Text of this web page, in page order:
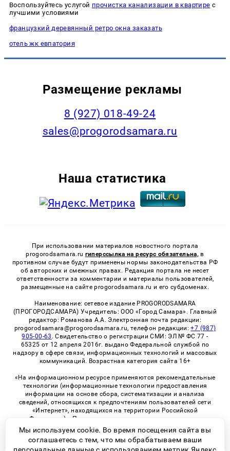
Воспользуйтесь услугой прочистка канализации в квартире с
лучшими условиями
французкий деревянный ретро окна заказать
отель жк евпатория
Размещение рекламы
8 (927) 018-49-24
sales@progorodsamara.ru
Наша статистика
При использовании материалов новостного портала
progorodsamara.ru гиперссылка на ресурс обязательна, в
противном случае будут применены нормы законодательства РФ
об авторских и смежных правах. Редакция портала не несет
ответственности за комментарии и материалы пользователей,
размещенные на сайте progorodsamara.ru и его субдоменах.
Наименование: сетевое издание PROGORODSAMARA
(ПРОГОРОДСАМАРА) Учредитель: ООО «Город Самара». Главный
редактор: Романова А.А. Электронная почта редакции:
progorodsamara@progorodsamara.ru, телефон редакции:+7 (987)
905-00-63 . Свидетельство о регистрации СМИ: ЭЛ № ФС 77 -
65325 от 12 апреля 2016г. выдано Федеральной службой по
надзору в сфере связи, информационных технологий и массовых
коммуникаций. Возрастная категория сайта 16+
«На информационном ресурсе применяются рекомендательные
технологии (информационные технологии предоставления
информации на основе сбора, систематизации и анализа
сведений, относящихся к предпочтениям пользователей сети
«Интернет», находящихся на территории Российской
Федерации)». Правила применения рекомендательных
технологий в виджетах рекламно-обменной сети
«СМИ2» (PDF)
Мы используем cookie. Во время посещения сайта вы
соглашаетесь с тем, что мы обрабатываем ваши